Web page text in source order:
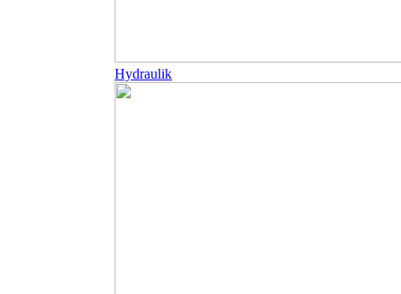
Hydraulik